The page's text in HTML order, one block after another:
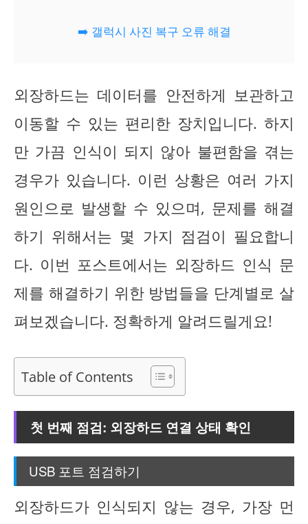
➡️ 갤럭시 사진 복구 오류 해결
외장하드는 데이터를 안전하게 보관하고
이동할 수 있는 편리한 장치입니다. 하지
만 가끔 인식이 되지 않아 불편함을 겪는
경우가 있습니다. 이런 상황은 여러 가지
원인으로 발생할 수 있으며, 문제를 해결
하기 위해서는 몇 가지 점검이 필요합니
다. 이번 포스트에서는 외장하드 인식 문
제를 해결하기 위한 방법들을 단계별로 살
펴보겠습니다. 정확하게 알려드릴게요!
Table of Contents
첫 번째 점검: 외장하드 연결 상태 확인
USB 포트 점검하기
외장하드가 인식되지 않는 경우, 가장 먼